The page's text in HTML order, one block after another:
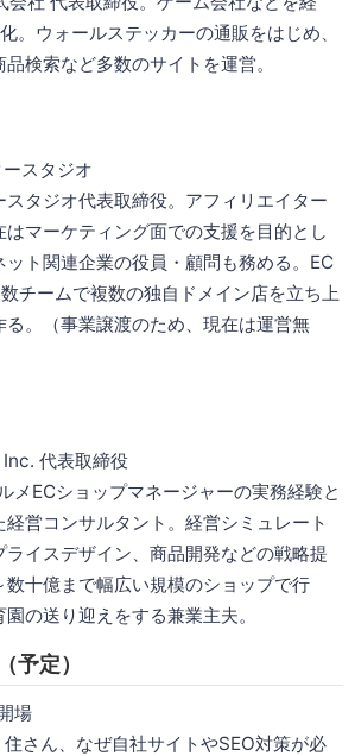
。ウォールステッカーの通販をはじめ、
検索など多数のサイトを運営。
スタジオ
タジオ代表取締役。アフィリエイター
はマーケティング面での支援を目的とし
ト関連企業の役員・顧問も務める。EC
チームで複数の独自ドメイン店を立ち上
る。（事業譲渡のため、現在は運営無
代表取締役
メECショップマネージャーの実務経験と
営コンサルタント。経営シミュレート
ライスデザイン、商品開発などの戦略提
十億まで幅広い規模のショップで行
の送り迎えをする兼業主夫。
予定）
さん、なぜ自社サイトやSEO対策が必